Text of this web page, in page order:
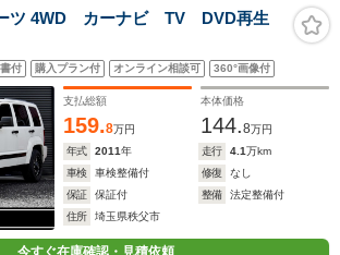
ツ 4WD カーナビ TV DVD再生
付 購入プラン付 オンライン相談可 360°画像付
支払総額
159.8万円
本体価格
144.8万円
年式
2011年 走行 4.1万km
車検
車検整備付 修復
なし
保証
保証付 整備
法定整備付
住所
埼玉県秩父市